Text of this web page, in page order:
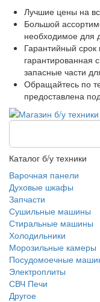
Лучшие цены на
Большой
необходимое для
Гарантийный
гарантированная
запасные части
Обращайтесь по
предоставлена
Каталог б/у техники
Варочная панели
Духовые шкафы
Запчасти
Сушильные машины
Стиральные машины
Холодильники
Морозильные камеры
Посудомоечные
Электроплиты
СВЧ Печи
Другое